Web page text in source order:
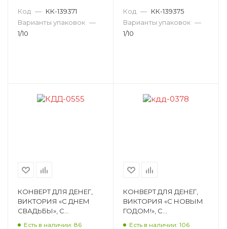
Код — КК-139371
Варианты упаковок —
1/10
Код — КК-139375
Варианты упаковок —
1/10
КОНВЕРТ ДЛЯ ДЕНЕГ,
ВИКТОРИЯ «С ДНЕМ
СВАДЬБЫ», С
Есть в наличии: 86
КОНВЕРТ ДЛЯ ДЕНЕГ,
ВИКТОРИЯ «С НОВЫМ
ГОДОМ!», С
Есть в наличии: 106